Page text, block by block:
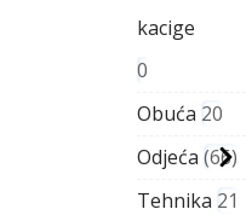
kacige
0
Obuća 20
Odjeća 66
Tehnika 21